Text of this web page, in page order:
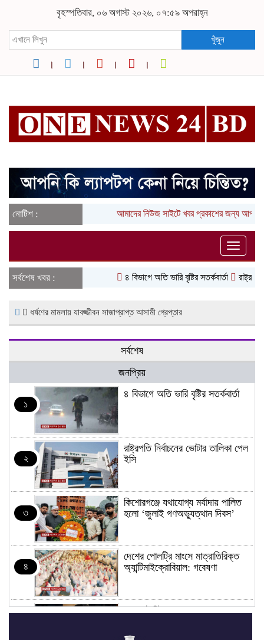
বৃহস্পতিবার, ০৬ অগাস্ট ২০২৬, ০৭:৫৯ অপরাহ্ন
খুঁজুন
নোটিশ : আমাদের নিউজ সাইটে খবর প্রকাশের জন্য
Toggle
সর্বশেষ খবর :
৪ বিভাগে অতি ভারি বৃষ্টির সতর্কবার্তা রাষ্ট্রপতি
ধর্ষণের মামলায় যাবজ্জীবন সাজাপ্রাপ্ত আসামী গ্রেপ্তার
সর্বশেষ
জনপ্রিয়
১
৪ বিভাগে অতি ভারি বৃষ্টির সতর্কবার্তা
২
রাষ্ট্রপতি নির্বাচনের ভোটার তালিকা পেল
ইসি
৩
কিশোরগঞ্জে যথাযোগ্য মর্যাদায় পালিত
হলো ‘জুলাই গণঅভ্যুত্থান দিবস’
৪
দেশের পোলট্রি মাংসে মাত্রাতিরিক্ত
অ্যান্টিমাইক্রোবিয়াল: গবেষণা
‘ডকুমেন্টারিটা দেখলে মনে হতে পারে
হয়েছে’